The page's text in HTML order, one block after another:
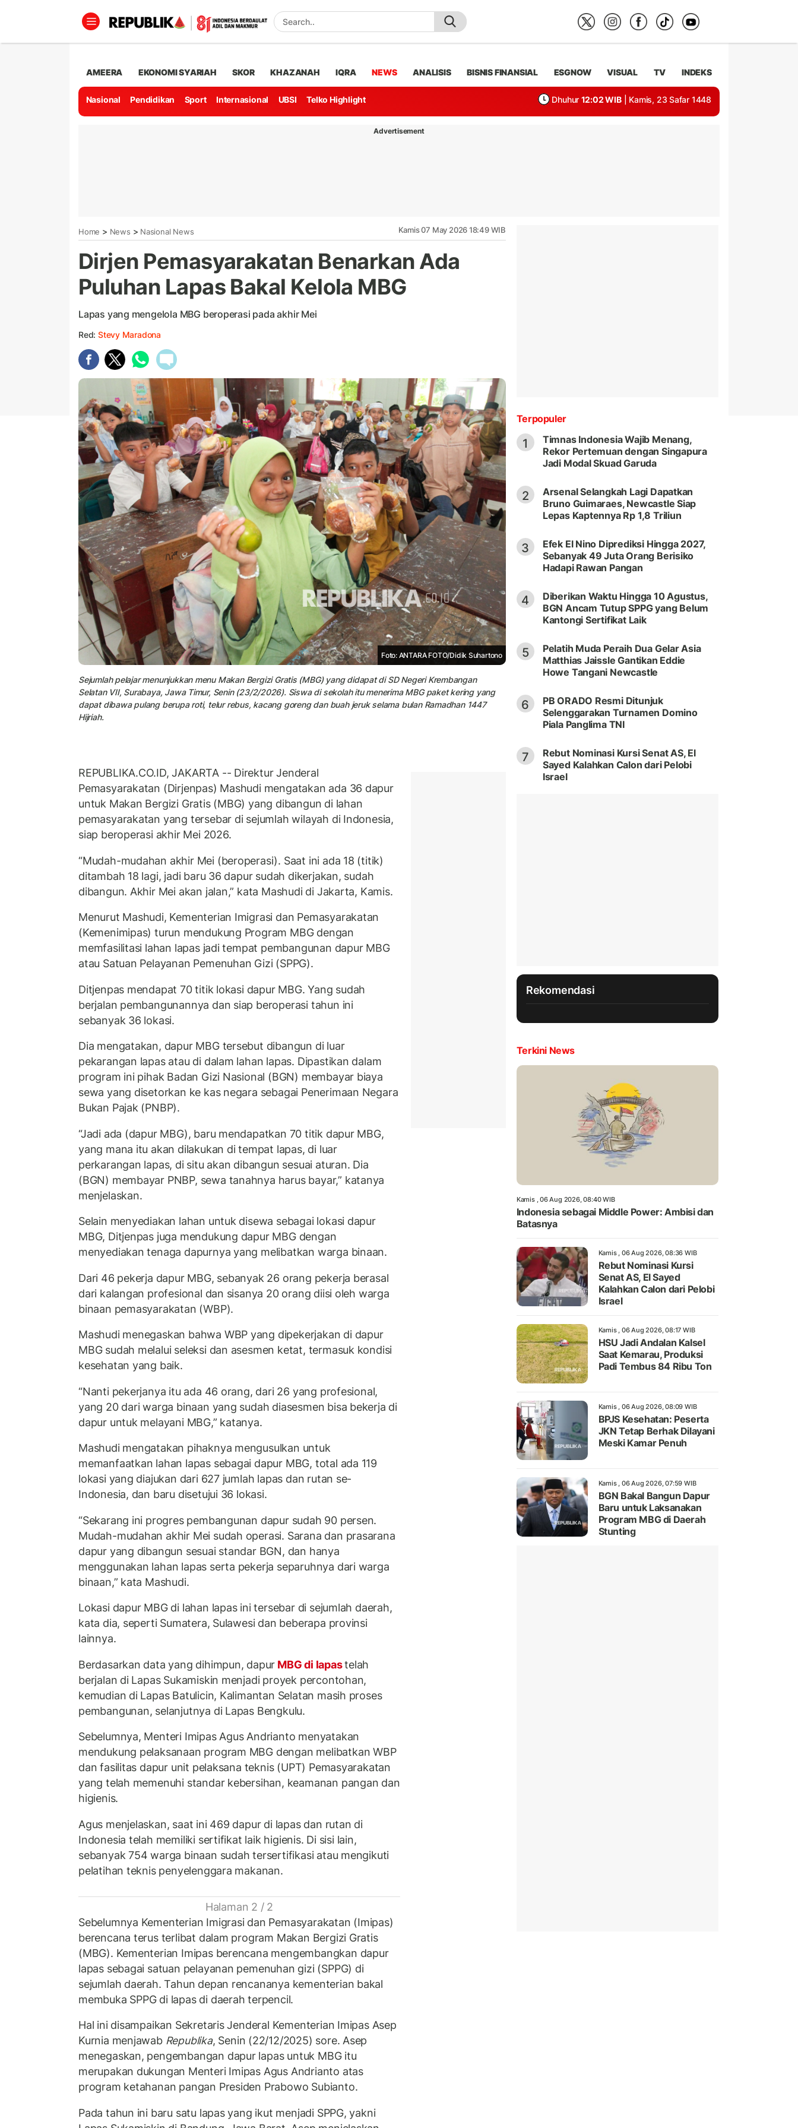
AMEERA EKONOMI SYARIAH SKOR KHAZANAH IQRA NEWS ANALISIS BISNIS FINANSIAL ESGNOW VISUAL TV INDEKS
Nasional Pendidikan Sport Internasional UBSI Telko Highlight Dhuhur 12:02 WIB | Kamis, 23 Safar 1448
Advertisement
Home > News > Nasional News Kamis 07 May 2026 18:49 WIB
Dirjen Pemasyarakatan Benarkan Ada
Puluhan Lapas Bakal Kelola MBG
Lapas yang mengelola MBG beroperasi pada akhir Mei
Red: Stevy Maradona
Foto: ANTARA FOTO/Didik Suhartono
Sejumlah pelajar menunjukkan menu Makan Bergizi Gratis (MBG) yang didapat di SD Negeri Krembangan
Selatan VII, Surabaya, Jawa Timur, Senin (23/2/2026). Siswa di sekolah itu menerima MBG paket kering yang
dapat dibawa pulang berupa roti, telur rebus, kacang goreng dan buah jeruk selama bulan Ramadhan 1447
Hijriah.
REPUBLIKA.CO.ID, JAKARTA -- Direktur Jenderal
Pemasyarakatan (Dirjenpas) Mashudi mengatakan ada 36 dapur
untuk Makan Bergizi Gratis (MBG) yang dibangun di lahan
pemasyarakatan yang tersebar di sejumlah wilayah di Indonesia,
siap beroperasi akhir Mei 2026.
“Mudah-mudahan akhir Mei (beroperasi). Saat ini ada 18 (titik)
ditambah 18 lagi, jadi baru 36 dapur sudah dikerjakan, sudah
dibangun. Akhir Mei akan jalan,” kata Mashudi di Jakarta, Kamis.
Menurut Mashudi, Kementerian Imigrasi dan Pemasyarakatan
(Kemenimipas) turun mendukung Program MBG dengan
memfasilitasi lahan lapas jadi tempat pembangunan dapur MBG
atau Satuan Pelayanan Pemenuhan Gizi (SPPG).
Ditjenpas mendapat 70 titik lokasi dapur MBG. Yang sudah
berjalan pembangunannya dan siap beroperasi tahun ini
sebanyak 36 lokasi.
Dia mengatakan, dapur MBG tersebut dibangun di luar
pekarangan lapas atau di dalam lahan lapas. Dipastikan dalam
program ini pihak Badan Gizi Nasional (BGN) membayar biaya
sewa yang disetorkan ke kas negara sebagai Penerimaan Negara
Bukan Pajak (PNBP).
“Jadi ada (dapur MBG), baru mendapatkan 70 titik dapur MBG,
yang mana itu akan dilakukan di tempat lapas, di luar
perkarangan lapas, di situ akan dibangun sesuai aturan. Dia
(BGN) membayar PNBP, sewa tanahnya harus bayar,” katanya
menjelaskan.
Selain menyediakan lahan untuk disewa sebagai lokasi dapur
MBG, Ditjenpas juga mendukung dapur MBG dengan
menyediakan tenaga dapurnya yang melibatkan warga binaan.
Dari 46 pekerja dapur MBG, sebanyak 26 orang pekerja berasal
dari kalangan profesional dan sisanya 20 orang diisi oleh warga
binaan pemasyarakatan (WBP).
Mashudi menegaskan bahwa WBP yang dipekerjakan di dapur
MBG sudah melalui seleksi dan asesmen ketat, termasuk kondisi
kesehatan yang baik.
“Nanti pekerjanya itu ada 46 orang, dari 26 yang profesional,
yang 20 dari warga binaan yang sudah diasesmen bisa bekerja di
dapur untuk melayani MBG,” katanya.
Mashudi mengatakan pihaknya mengusulkan untuk
memanfaatkan lahan lapas sebagai dapur MBG, total ada 119
lokasi yang diajukan dari 627 jumlah lapas dan rutan se-
Indonesia, dan baru disetujui 36 lokasi.
“Sekarang ini progres pembangunan dapur sudah 90 persen.
Mudah-mudahan akhir Mei sudah operasi. Sarana dan prasarana
dapur yang dibangun sesuai standar BGN, dan hanya
menggunakan lahan lapas serta pekerja separuhnya dari warga
binaan,” kata Mashudi.
Lokasi dapur MBG di lahan lapas ini tersebar di sejumlah daerah,
kata dia, seperti Sumatera, Sulawesi dan beberapa provinsi
lainnya.
Berdasarkan data yang dihimpun, dapur MBG di lapastelah
berjalan di Lapas Sukamiskin menjadi proyek percontohan,
kemudian di Lapas Batulicin, Kalimantan Selatan masih proses
pembangunan, selanjutnya di Lapas Bengkulu.
Sebelumnya, Menteri Imipas Agus Andrianto menyatakan
mendukung pelaksanaan program MBG dengan melibatkan WBP
dan fasilitas dapur unit pelaksana teknis (UPT) Pemasyarakatan
yang telah memenuhi standar kebersihan, keamanan pangan dan
higienis.
Agus menjelaskan, saat ini 469 dapur di lapas dan rutan di
Indonesia telah memiliki sertifikat laik higienis. Di sisi lain,
sebanyak 754 warga binaan sudah tersertifikasi atau mengikuti
pelatihan teknis penyelenggara makanan.
Halaman 2 / 2
Sebelumnya Kementerian Imigrasi dan Pemasyarakatan (Imipas)
berencana terus terlibat dalam program Makan Bergizi Gratis
(MBG). Kementerian Imipas berencana mengembangkan dapur
lapas sebagai satuan pelayanan pemenuhan gizi (SPPG) di
sejumlah daerah. Tahun depan rencananya kementerian bakal
membuka SPPG di lapas di daerah terpencil.
Hal ini disampaikan Sekretaris Jenderal Kementerian Imipas Asep
Kurnia menjawab Republika, Senin (22/12/2025) sore. Asep
menegaskan, pengembangan dapur lapas untuk MBG itu
merupakan dukungan Menteri Imipas Agus Andrianto atas
program ketahanan pangan Presiden Prabowo Subianto.
Pada tahun ini baru satu lapas yang ikut menjadi SPPG, yakni
Terpopuler
1
Timnas Indonesia Wajib Menang,
Rekor Pertemuan dengan Singapura
Jadi Modal Skuad Garuda
2
Arsenal Selangkah Lagi Dapatkan
Bruno Guimaraes, Newcastle Siap
Lepas Kaptennya Rp 1,8 Triliun
3
Efek El Nino Diprediksi Hingga 2027,
Sebanyak 49 Juta Orang Berisiko
Hadapi Rawan Pangan
4
Diberikan Waktu Hingga 10 Agustus,
BGN Ancam Tutup SPPG yang Belum
Kantongi Sertifikat Laik
5
Pelatih Muda Peraih Dua Gelar Asia
Matthias Jaissle Gantikan Eddie
Howe Tangani Newcastle
6
PB ORADO Resmi Ditunjuk
Selenggarakan Turnamen Domino
Piala Panglima TNI
7
Rebut Nominasi Kursi Senat AS, El
Sayed Kalahkan Calon dari Pelobi
Israel
Rekomendasi
Terkini News
Kamis , 06 Aug 2026, 08:40 WIB
Indonesia sebagai Middle Power: Ambisi dan
Batasnya
Kamis , 06 Aug 2026, 08:36 WIB
Rebut Nominasi Kursi
Senat AS, El Sayed
Kalahkan Calon dari Pelobi
Israel
Kamis , 06 Aug 2026, 08:17 WIB
HSU Jadi Andalan Kalsel
Saat Kemarau, Produksi
Padi Tembus 84 Ribu Ton
Kamis , 06 Aug 2026, 08:09 WIB
BPJS Kesehatan: Peserta
JKN Tetap Berhak Dilayani
Meski Kamar Penuh
Kamis , 06 Aug 2026, 07:59 WIB
BGN Bakal Bangun Dapur
Baru untuk Laksanakan
Program MBG di Daerah
Stunting